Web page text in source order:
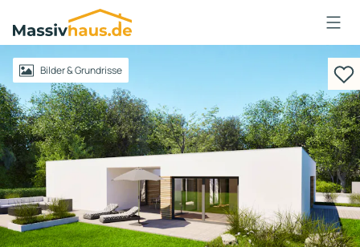
Massivhaus
Logo
AnmeldenBilder & Grundrisse